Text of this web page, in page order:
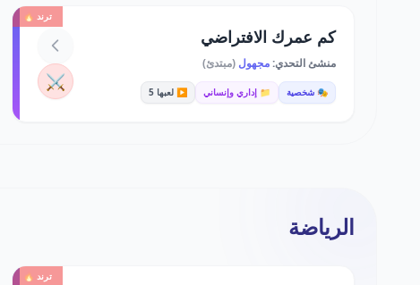
ترند 🔥
كم عمرك الافتراضي
منشئ التحدي:مجهول (مبتدئ)
🎭 شخصية 📁 إداري وإنساني ▶️ لعبها 5 ⚔️
الرياضة
ترند 🔥